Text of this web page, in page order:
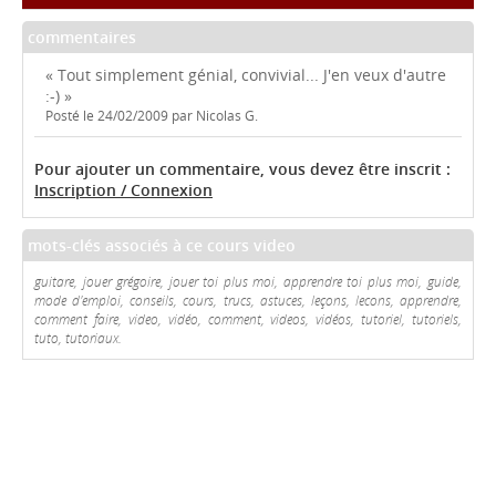
commentaires
« Tout simplement génial, convivial... J'en veux d'autre
:-) »
Posté le 24/02/2009 par Nicolas G.
Pour ajouter un commentaire, vous devez être inscrit :
Inscription / Connexion
mots-clés associés à ce cours video
guitare, jouer grégoire, jouer toi plus moi, apprendre toi plus moi, guide,
mode d'emploi, conseils, cours, trucs, astuces, leçons, lecons, apprendre,
comment faire, video, vidéo, comment, videos, vidéos, tutoriel, tutoriels,
tuto, tutoriaux.